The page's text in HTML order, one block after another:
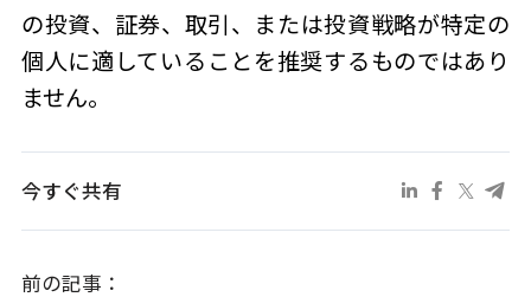
の投資、証券、取引、または投資戦略が特定の
個人に適していることを推奨するものではあり
ません。
今すぐ共有
前の記事：